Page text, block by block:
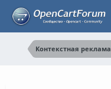
Контекстная реклама